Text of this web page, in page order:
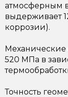
атмосферным
выдерживает
коррозии).
Механические
520 МПа в
Точность